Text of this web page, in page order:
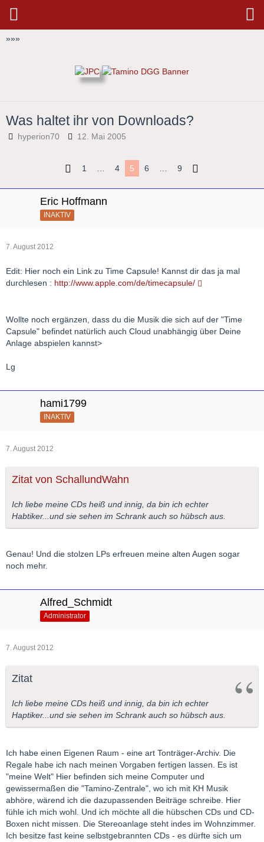
»»»
Was haltet ihr von Downloads?
hyperion70 12. Mai 2005
1 … 4 5 6 … 9
Eric Hoffmann
INAKTIV
7. August 2012
Edit: Hier noch ein Link zu Time Capsule! Kannst dir das ja mal
durchlesen : http://www.apple.com/de/timecapsule/
Wollte noch ergänzen, dass du die Musik die sich auf der "Time
Capsule" befindet natürlich auch Cloud unabhängig über Deine
Anlage abspielen kannst>
Lg
hami1799
INAKTIV
7. August 2012
Zitat von SchallundWahn
Ich liebe meine CDs heiß und innig, da bin ich echter
Habtiker...und sie sehen im Schrank auch so hübsch aus.
Genau! Und die stolzen LPs erfreuen meine alten Augen sogar
noch mehr.
Alfred_Schmidt
Administrator
7. August 2012
Zitat
Ich liebe meine CDs heiß und innig, da bin ich echter
Haptiker...und sie sehen im Schrank auch so hübsch aus.
Ich habe einen Eigenen Raum - eine art Tonträger-Archiv. Die
Regale habe ich nach meinen Vorgaben fertigen lassen. Es ist
"meine Welt" Hier befinden sich meine Computer und
gewissermaßen die "Tamino-Zentrale", wo ich mit KH Musik
abhöre, wärend ich die dazupassenden Beiträge schreibe. Hier
fühle ich mich wohl. Und ich möchte all die hübschen CDs und CD-
Boxen nicht missen. Die Stereoanlage steht indes im Wohnzimmer.
Ich besitze fast keine selbstgebrannten CDs - es dürfte sich um